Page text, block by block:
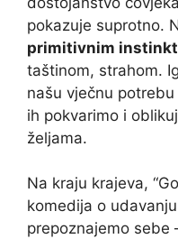
pokazuje suprotno.
primitivnim
taštinom, strahom.
našu vječnu potrebu
ih pokvarimo i
željama.
Na kraju krajeva,
komedija o
prepoznajemo